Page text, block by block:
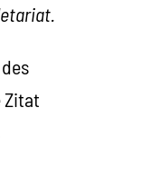
Zitat